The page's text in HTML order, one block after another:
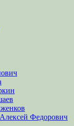
Федорович